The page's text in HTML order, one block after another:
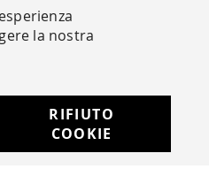
Whatsapp
la nostra
RIFIUTO
COOKIE